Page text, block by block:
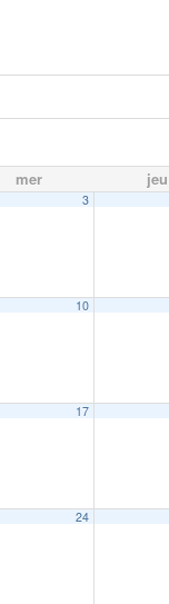
mer jeu
3
10
17
24